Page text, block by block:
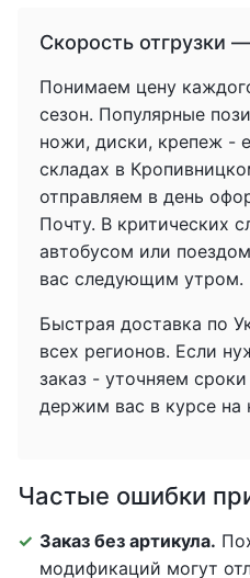
Скорость отгрузки
Понимаем цену
сезон. Популярные
ножи, диски, крепеж -
складах в
отправляем в день
Почту. В критических
автобусом или
вас следующим утром.
Быстрая доставка по
всех регионов. Если
заказ - уточняем
держим вас в курсе на
Частые ошибки
Заказ без артикула.
модификаций могут